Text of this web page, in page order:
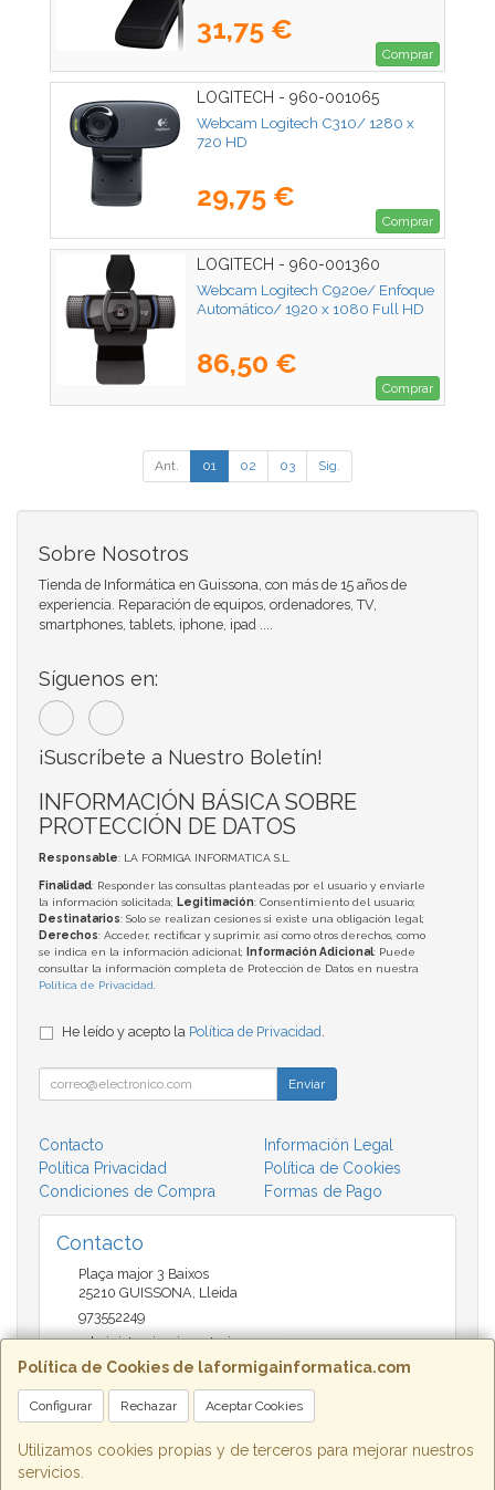
31,75 €
Comprar
LOGITECH - 960-001065
Webcam Logitech C310/ 1280 x
720 HD
29,75 €
Comprar
LOGITECH - 960-001360
Webcam Logitech C920e/ Enfoque
Automático/ 1920 x 1080 Full HD
86,50 €
Comprar
Ant. 01 02 03 Sig.
Política de Cookies de laformigainformatica.com
Configurar Rechazar Aceptar Cookies
Utilizamos cookies propias y de terceros para mejorar nuestros
servicios.
Sobre Nosotros
Tienda de Informática en Guissona, con más de 15 años de
experiencia. Reparación de equipos, ordenadores, TV,
smartphones, tablets, iphone, ipad ....
Síguenos en:
¡Suscríbete a Nuestro Boletín!
INFORMACIÓN BÁSICA SOBRE
PROTECCIÓN DE DATOS
Responsable: LA FORMIGA INFORMATICA S.L.
Finalidad: Responder las consultas planteadas por el usuario y enviarle
la información solicitada; Legitimación: Consentimiento del usuario;
Destinatarios: Solo se realizan cesiones si existe una obligación legal;
Derechos: Acceder, rectificar y suprimir, así como otros derechos, como
se indica en la información adicional;
Información Adicional: Puede
consultar la información completa de Protección de Datos en nuestra
Política de Privacidad.
He leído y acepto la Política de Privacidad.
Enviar
Contacto
Información Legal
Política Privacidad
Política de Cookies
Condiciones de Compra
Formas de Pago
Contacto
Plaça major 3 Baixos
25210 GUISSONA, Lleida
973552249
administracio@insectari.com
Horario
Matí de 9 a 13:30 - Tarda 17 a 20:30